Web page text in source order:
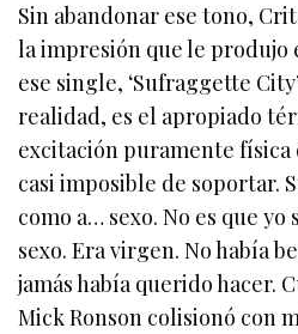
Sin abandonar ese tono,
la impresión que le produjo
ese single, ‘Sufraggette
realidad, es el apropiado
excitación puramente física
casi imposible de soportar.
como a… sexo. No es que
sexo. Era virgen. No había
jamás había querido hacer.
Mick Ronson colisionó con